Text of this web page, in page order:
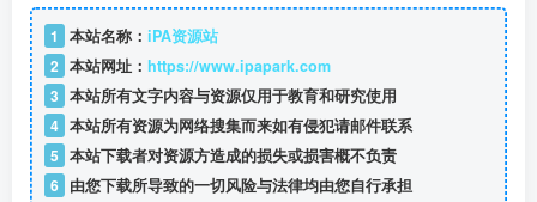
1 本站名称： iPA资源站
2 本站网址： https://www.ipapark.com
3 本站所有文字内容与资源仅用于教育和研究使用
4 本站所有资源为网络搜集而来如有侵犯请邮件联系
5 本站下载者对资源方造成的损失或损害概不负责
6 由您下载所导致的一切风险与法律均由您自行承担